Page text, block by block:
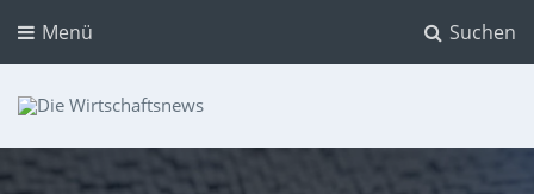
Suchen
Menü
Dein Ratgeber für Aktien und Kryptowährungen